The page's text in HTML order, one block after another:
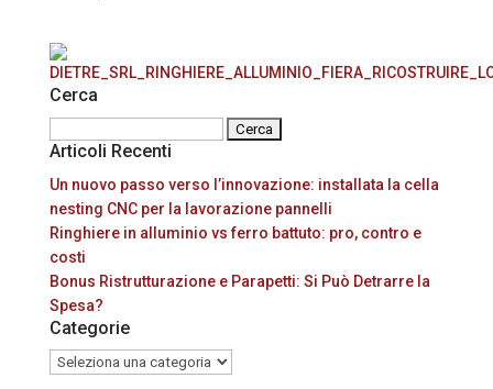
Cerca
per:
Articoli Recenti
Un nuovo passo verso l’innovazione: installata la cella
nesting CNC per la lavorazione pannelli
Ringhiere in alluminio vs ferro battuto: pro, contro e
costi
Bonus Ristrutturazione e Parapetti: Si Può Detrarre la
Spesa?
Categorie
Categorie